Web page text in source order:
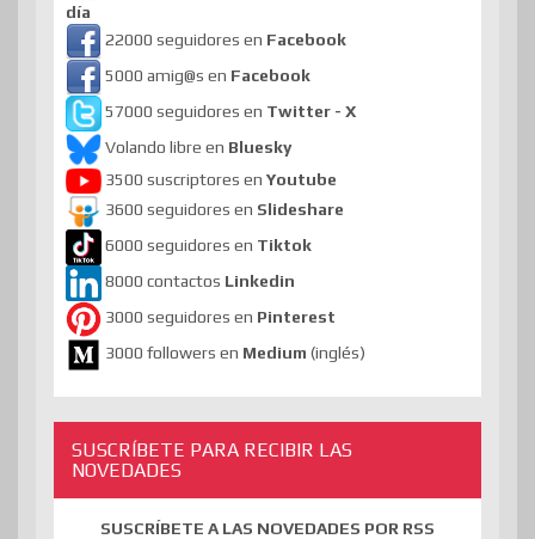
día
22000 seguidores en Facebook
5000 amig@s en Facebook
57000 seguidores en Twitter - X
Volando libre en Bluesky
3500 suscriptores en Youtube
3600 seguidores en Slideshare
6000 seguidores en Tiktok
8000 contactos Linkedin
3000 seguidores en Pinterest
3000 followers en Medium (inglés)
SUSCRÍBETE PARA RECIBIR LAS
NOVEDADES
SUSCRÍBETE A LAS NOVEDADES POR RSS